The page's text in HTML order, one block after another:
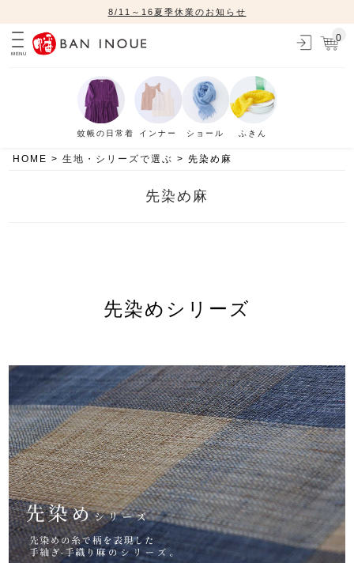
8/11～16夏季休業のお知らせ
MENU
0
蚊帳の日常着 インナー ショール ふきん
HOME 生地・シリーズで選ぶ 先染め麻
先染め麻
先染めシリーズ